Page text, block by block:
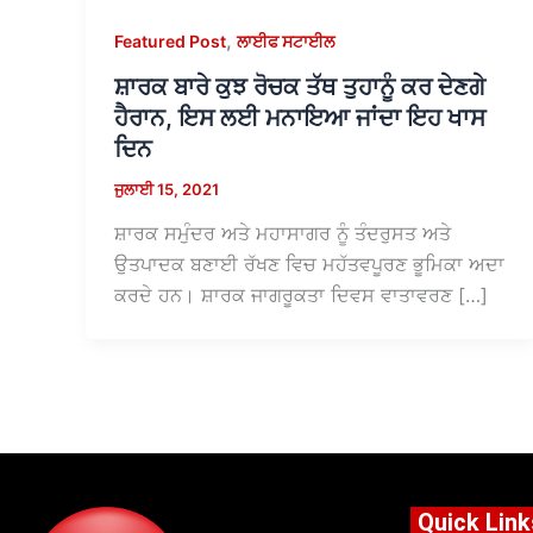
Featured Post,ਲਾਈਫ ਸਟਾਈਲ
ਸ਼ਾਰਕ ਬਾਰੇ ਕੁਝ ਰੋਚਕ ਤੱਥ ਤੁਹਾਨੂੰ ਕਰ ਦੇਣਗੇ
ਹੈਰਾਨ, ਇਸ ਲਈ ਮਨਾਇਆ ਜਾਂਦਾ ਇਹ ਖਾਸ
ਦਿਨ
ਜੁਲਾਈ 15, 2021
ਸ਼ਾਰਕ ਸਮੁੰਦਰ ਅਤੇ ਮਹਾਸਾਗਰ ਨੂੰ ਤੰਦਰੁਸਤ ਅਤੇ
ਉਤਪਾਦਕ ਬਣਾਈ ਰੱਖਣ ਵਿਚ ਮਹੱਤਵਪੂਰਣ ਭੂਮਿਕਾ ਅਦਾ
ਕਰਦੇ ਹਨ। ਸ਼ਾਰਕ ਜਾਗਰੂਕਤਾ ਦਿਵਸ ਵਾਤਾਵਰਣ […]
Quick